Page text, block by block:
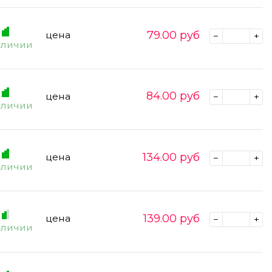
цена 79.00 руб
цена 84.00 руб
цена 134.00 руб
цена 139.00 руб